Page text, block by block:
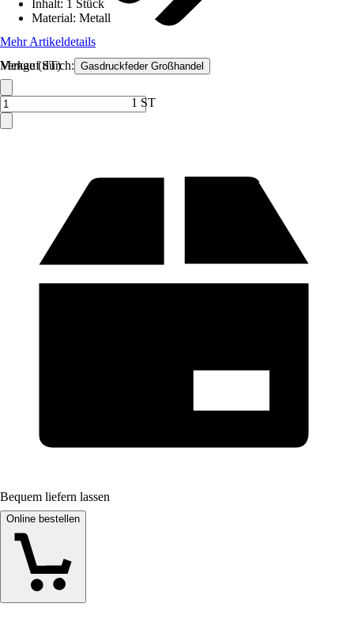
Verkauf durch: Gasdruckfeder Großhandel
Inhalt: 1 Stück
Material: Metall
Mehr Artikeldetails
Menge (ST)
1 ST
Bequem liefern lassen
Online bestellen